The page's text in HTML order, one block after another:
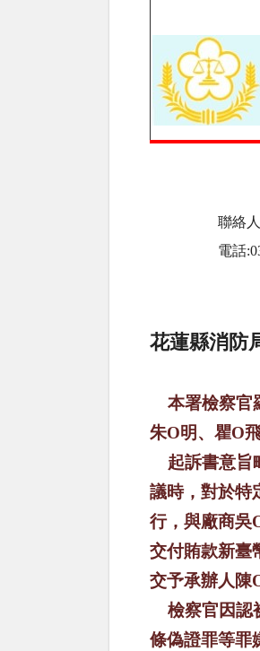
聯絡人
電話
花蓮縣消防
本署檢察官
朱O明、瞿O
起訴書意旨
議時， 對於特
行，與廠商吳
交付賄款新臺
交予承辦人陳
檢察官因認
條偽證罪等罪